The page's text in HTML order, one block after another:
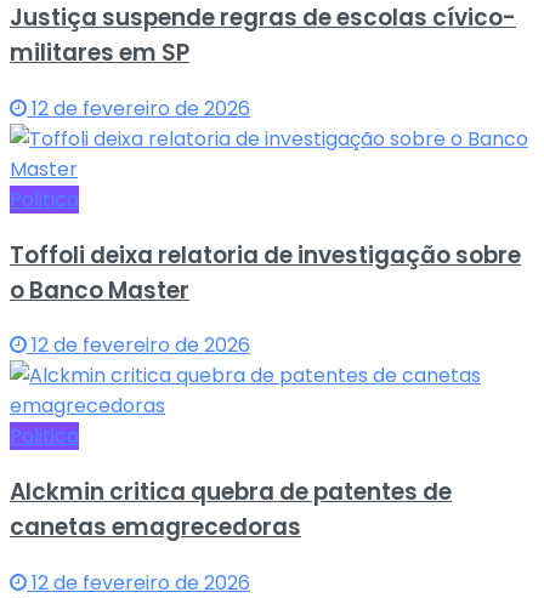
Justiça suspende regras de escolas cívico-
militares em SP
12 de fevereiro de 2026
Politica
Toffoli deixa relatoria de investigação sobre
o Banco Master
12 de fevereiro de 2026
Politica
Alckmin critica quebra de patentes de
canetas emagrecedoras
12 de fevereiro de 2026